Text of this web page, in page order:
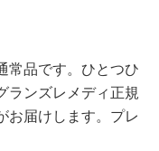
常品です。ひとつひ
ランズレメディ正規
お届けします。プレ